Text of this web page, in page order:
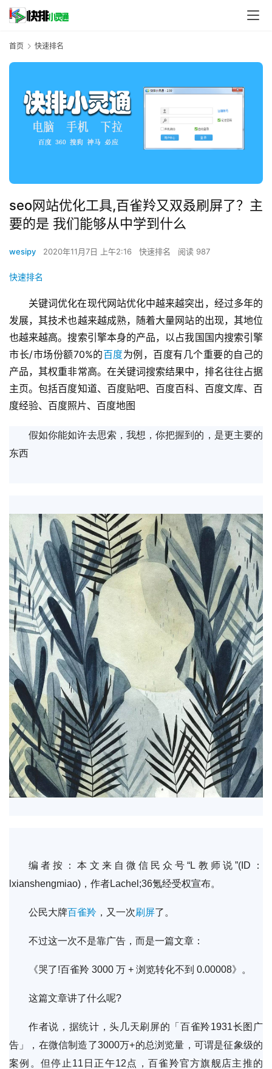
首页 快速排名
seo网站优化工具,百雀羚又双叒刷屏了？主
要的是 我们能够从中学到什么
wesipy 2020年11月7日 上午2:16 快速排名 阅读 987
快速排名
关键词优化在现代网站优化中越来越突出，经过多年的
发展，其技术也越来越成熟，随着大量网站的出现，其地位
也越来越高。搜索引擎本身的产品，以占我国国内搜索引擎
市长/市场份额70%的百度为例，百度有几个重要的自己的
产品，其权重非常高。在关键词搜索结果中，排名往往占据
主页。包括百度知道、百度贴吧、百度百科、百度文库、百
度经验、百度照片、百度地图
假如你能如许去思索，我想，你把握到的，是更主要的
东西
编者按：本文来自微信民众号“L教师说”(ID：
lxianshengmiao)，作者Lachel;36氪经受权宣布。
公民大牌百雀羚 ，又一次刷屏了。
不过这一次不是靠广告，而是一篇文章：
《哭了!百雀羚 3000 万 + 浏览转化不到 0.00008》。
这篇文章讲了什么呢?
作者说，据统计，头几天刷屏的「百雀羚1931长图广
告」，在微信制造了3000万+的总浏览量，可谓是征象级的
案例。但停止11日正午12点，百雀羚官方旗舰店主推的